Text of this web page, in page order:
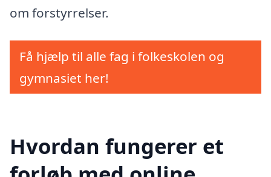
om forstyrrelser.
Få hjælp til alle fag i folkeskolen og
gymnasiet her!
Hvordan fungerer et